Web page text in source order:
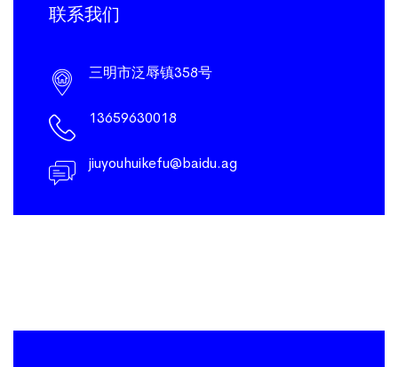
联系我们
三明市泛辱镇358号
13659630018
jiuyouhuikefu@baidu.ag